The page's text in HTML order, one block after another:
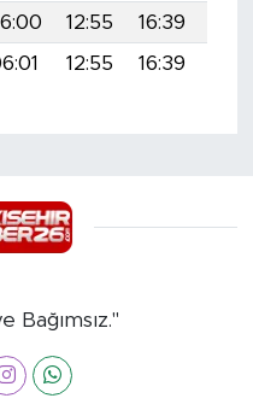
12:55 16:39
12:55 16:39
Bağımsız."